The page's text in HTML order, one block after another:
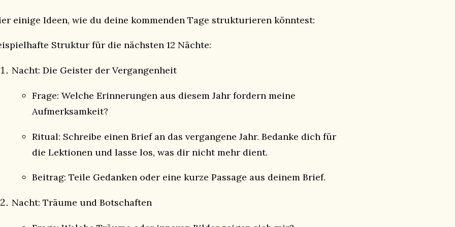
einige Ideen, wie du deine kommenden Tage strukturieren könntest:
Struktur für die nächsten 12 Nächte:
Nacht: Die Geister der Vergangenheit
Frage: Welche Erinnerungen aus diesem Jahr fordern meine
Aufmerksamkeit?
Ritual: Schreibe einen Brief an das vergangene Jahr. Bedanke dich für
die Lektionen und lasse los, was dir nicht mehr dient.
Beitrag: Teile Gedanken oder eine kurze Passage aus deinem Brief.
Nacht: Träume und Botschaften